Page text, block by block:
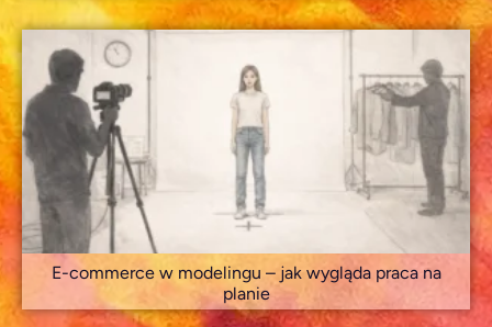
E-commerce w modelingu – jak wygląda praca na
planie